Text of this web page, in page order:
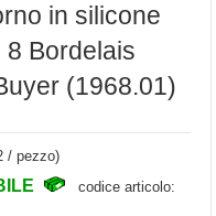
in silicone
8 Bordelais
(1968.01)
/ pezzo)
codice articolo: